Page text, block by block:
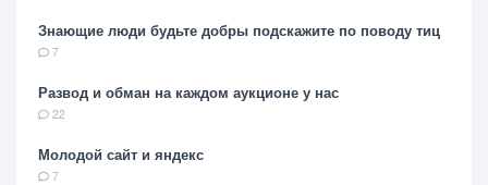
Знающие люди будьте добры подскажите по поводу тиц
7
Развод и обман на каждом аукционе у нас
22
Молодой сайт и яндекс
7